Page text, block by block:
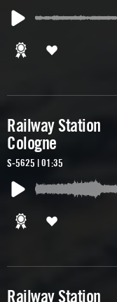
Railway Station
Cologne
S-5625 | 01:35
Railway Station